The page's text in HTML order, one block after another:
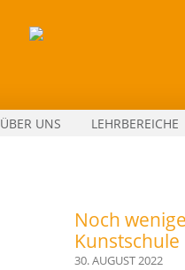
ÜBER UNS LEHRBEREICHE
Noch
Kunstschule
30. AUGUST 2022